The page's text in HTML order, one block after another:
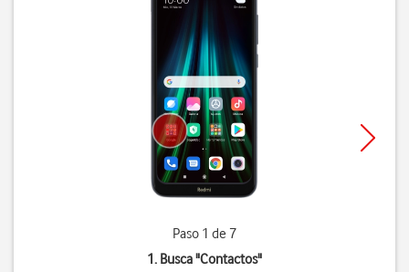
Paso 1 de 7
1. Busca "Contactos"